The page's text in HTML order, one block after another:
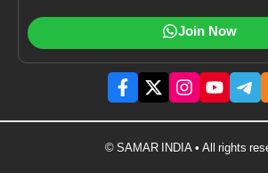
Join Now
© SAMAR INDIA • All rights